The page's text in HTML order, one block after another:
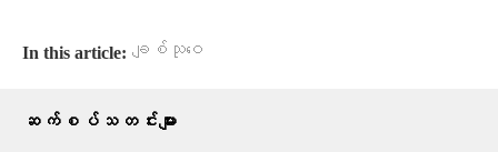
In this article: ချစ်သုဝေ
ဆက်စပ်သတင်းများ